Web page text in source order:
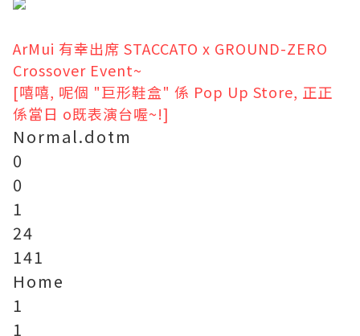
ArMui 有幸出席 STACCATO x GROUND-ZERO
Crossover Event~
[嘻嘻, 呢個 "巨形鞋盒" 係 Pop Up Store, 正正
係當日 o既表演台喔~!]
Normal.dotm
0
0
1
24
141
Home
1
1